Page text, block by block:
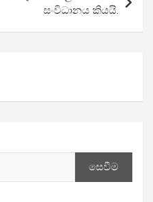
සංවිධානය කියයි.
සෙවීම